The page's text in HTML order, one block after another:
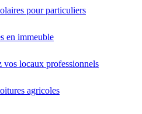
pour particuliers
en immeuble
vos locaux professionnels
agricoles